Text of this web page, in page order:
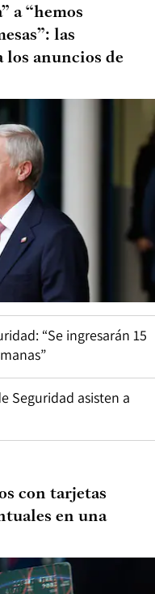
a “hemos
las
los anuncios de
“Se ingresarán 15
Seguridad asisten a
con tarjetas
en una